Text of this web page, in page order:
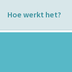
Hoe werkt het?